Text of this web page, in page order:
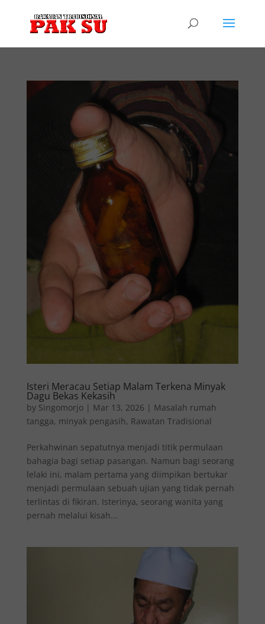
Isteri Meracau Setiap Malam Terkena Minyak
Dagu Bekas Kekasih
by Singomorjo| Mar 13, 2026 | Masalah rumah
tangga, minyak pengasih, Rawatan Tradisional
Perkahwinan sepatutnya menjadi titik permulaan
bahagia bagi setiap pasangan. Namun bagi seorang
lelaki ini, malam pertama yang diimpikan bertukar
menjadi permulaan sebuah ujian yang tidak pernah
terlintas di fikiran. Isterinya, seorang wanita yang
pernah melalui kisah...